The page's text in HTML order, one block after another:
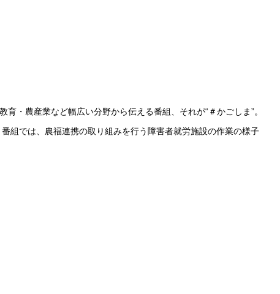
・農産業など幅広い分野から伝える番組、それが“＃かごしま”。
組では、農福連携の取り組みを行う障害者就労施設の作業の様子